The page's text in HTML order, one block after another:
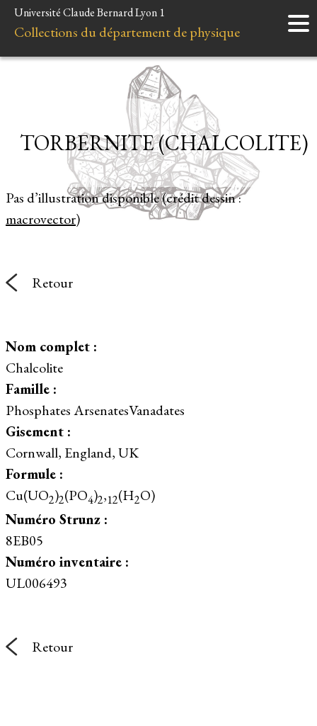
Accueil
Instruments
Liens et ressources
Université Claude Bernard Lyon 1
Collections du département de physique
Pas d’illustration disponible (crédit dessin :
macrovector)
TORBERNITE (CHALCOLITE)
Retour
Nom complet :
Chalcolite
Famille :
Phosphates ArsenatesVanadates
Gisement :
Cornwall, England, UK
Formule :
Cu(UO2)2(PO4)2,12(H2O)
Numéro Strunz :
8EB05
Numéro inventaire :
UL006493
Retour